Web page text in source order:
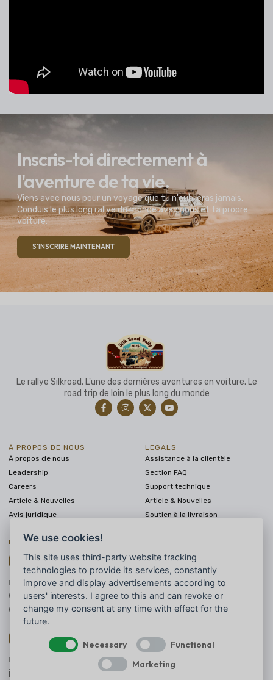
Inscris-toi directement à
l'aventure de ta vie.
Viens avec nous pour un voyage que tu n'oublieras jamais.
Conduis le plus long rallye du monde avec nous et ta propre
voiture.
S'INSCRIRE MAINTENANT
Le rallye Silkroad. L'une des dernières aventures en voiture. Le
road trip de loin le plus long du monde
À PROPOS DE NOUS
À propos de nous
Leadership
Careers
Article & Nouvelles
Avis juridique
LEGALS
Assistance à la clientèle
Section FAQ
Support technique
Article & Nouvelles
Soutien à la livraison
PRENDRE CONTACT
PARLONS-EN
0175 8006142
0173 4578200
ENVOYEZ-NOUS UN MESSAGE
info@silkroad-rally.com
We use cookies!
This site uses third-party website tracking
technologies to provide its services, constantly
improve and display advertisements according to
users' interests. I agree to this and can revoke or
change my consent at any time with effect for the
future.
Necessary
Functional
Marketing